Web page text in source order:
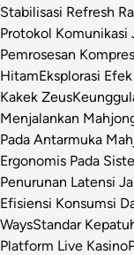
Stabilisasi Refresh
Protokol Komunikasi
Pemrosesan
HitamEksplorasi
Kakek Zeus
Menjalankan
Pada Antarmuka
Ergonomis Pada
Penurunan Latensi
Efisiensi Konsumsi
WaysStandar
Platform Live Kasino